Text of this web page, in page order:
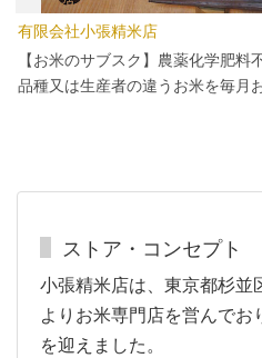
有限会社小張精米店
【お米のサブスク】農薬化学肥料
品種又は生産者の違うお米を毎月
ストア・コンセプト
小張精米店は、東京都杉並
よりお米専門店を営んで
を迎えました。